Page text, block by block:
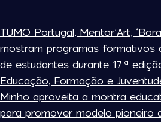
TUMO Portugal, Mentor’Art,
mostram programas formativos
de estudantes durante 17.ª
Educação, Formação e
Minho aproveita a montra
para promover modelo pioneiro